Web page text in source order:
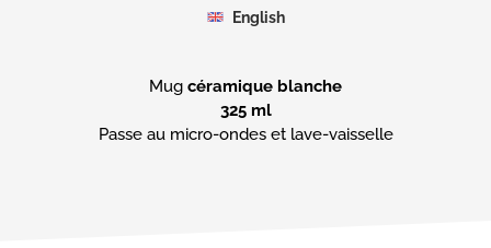
English
Mug céramique blanche
325 ml
Passe au micro-ondes et lave-vaisselle